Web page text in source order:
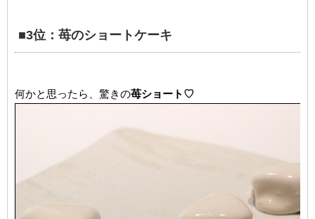
■3位：苺のショートケーキ
何かと思ったら、驚きの苺ショート♡